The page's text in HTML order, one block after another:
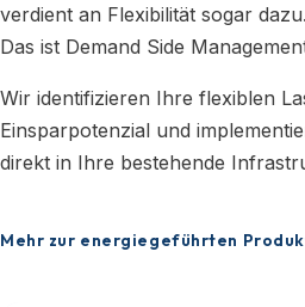
verdient an Flexibilität sogar
Das ist Demand Side
Wir identifizieren Ihre flexiblen
Einsparpotenzial und
direkt in Ihre bestehende
Mehr zur energiegeführten